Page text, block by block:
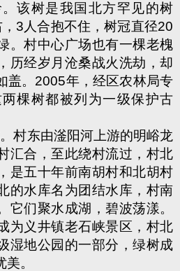
该树是我国北方罕见的树
，3 人合抱不住，树冠直径20
。村中心广场也有一棵老槐
历经岁月沧桑战火洗劫，却
。 2005年，经区农林局专
棵树都被列为一级保护古
村东由滏阳河上游的明峪龙
汇合，至此绕村流过，村北
是五十年前南胡村和北胡村
的水库名为团结水库，村南
它们聚水成湖，碧波荡漾。
为义井镇老石峡景区，村北
湿地公园的一部分，绿树成
。